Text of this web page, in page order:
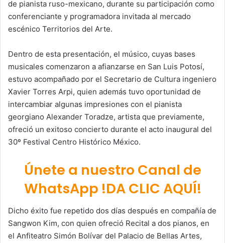
de pianista ruso-mexicano, durante su participación como
conferenciante y programadora invitada al mercado
escénico Territorios del Arte.
Dentro de esta presentación, el músico, cuyas bases
musicales comenzaron a afianzarse en San Luis Potosí,
estuvo acompañado por el Secretario de Cultura ingeniero
Xavier Torres Arpi, quien además tuvo oportunidad de
intercambiar algunas impresiones con el pianista
georgiano Alexander Toradze, artista que previamente,
ofreció un exitoso concierto durante el acto inaugural del
30º Festival Centro Histórico México.
Únete a nuestro Canal de
WhatsApp !DA CLIC AQUÍ!
Dicho éxito fue repetido dos días después en compañía de
Sangwon Kim, con quien ofreció Recital a dos pianos, en
el Anfiteatro Simón Bolívar del Palacio de Bellas Artes,